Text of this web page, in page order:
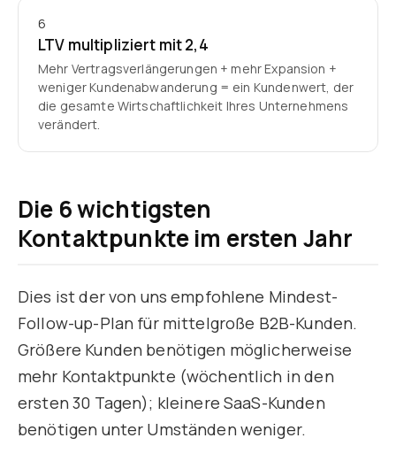
6
LTV multipliziert mit 2,4
Mehr Vertragsverlängerungen + mehr Expansion +
weniger Kundenabwanderung = ein Kundenwert, der
die gesamte Wirtschaftlichkeit Ihres Unternehmens
verändert.
Die 6 wichtigsten
Kontaktpunkte im ersten Jahr
Dies ist der von uns empfohlene Mindest-
Follow-up-Plan für mittelgroße B2B-Kunden.
Größere Kunden benötigen möglicherweise
mehr Kontaktpunkte (wöchentlich in den
ersten 30 Tagen); kleinere SaaS-Kunden
benötigen unter Umständen weniger.